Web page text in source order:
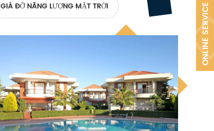
GIÁ ĐỠ NĂNG LƯỢNG MẶT TRỜI